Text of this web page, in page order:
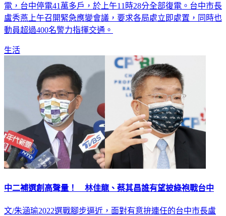
電，台中停電41萬多戶，於上午11時28分全部復電。台中市長
盧秀燕上午召開緊急應變會議，要求各局處立即處置，同時也
動員超過400名警力指揮交通。
生活
中二補選創高聲量！ 林佳龍、蔡其昌誰有望披綠袍戰台中
文/朱涵瑜2022選戰腳步逼近，面對有意拚連任的台中市長盧